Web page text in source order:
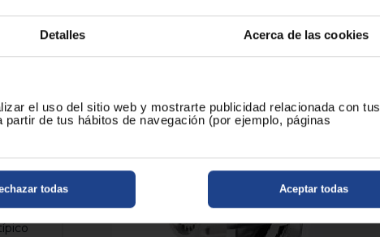
Detalles Acerca de las cookies
el uso del sitio web y mostrarte publicidad relacionada con tus
de tus hábitos de navegación (por ejemplo, páginas
todas Aceptar todas
Esta
,